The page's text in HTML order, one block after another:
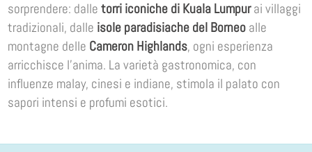
sorprendere: dalletorri iconiche di Kuala Lumpurai villaggi
tradizionali, dalle isole paradisiache del Borneo alle
montagne delle Cameron Highlands, ogni esperienza
arricchisce l’anima. La varietà gastronomica, con
influenze malay, cinesi e indiane, stimola il palato con
sapori intensi e profumi esotici.